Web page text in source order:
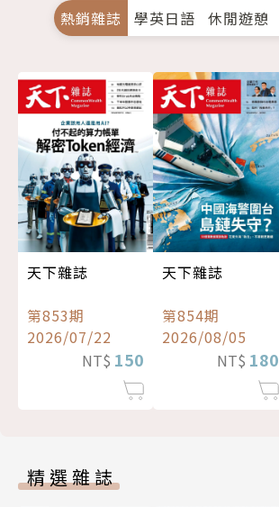
熱銷雜誌 學英日語 休閒遊憩
天下雜誌
第853期
2026/07/22
NT$ 150
天下雜誌
第854期
2026/08/05
NT$ 180
精選雜誌